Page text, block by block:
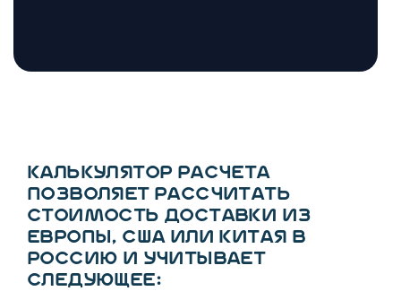
КАЛЬКУЛЯТОР РАСЧЕТА
ПОЗВОЛЯЕТ РАССЧИТАТЬ
СТОИМОСТЬ ДОСТАВКИ ИЗ
ЕВРОПЫ, США ИЛИ КИТАЯ В
РОССИЮ И УЧИТЫВАЕТ
СЛЕДУЮЩЕЕ: